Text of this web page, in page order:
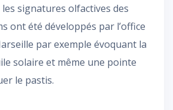
signatures olfactives des
ont été développés par l’office
par exemple évoquant la
solaire et même une pointe
le pastis.